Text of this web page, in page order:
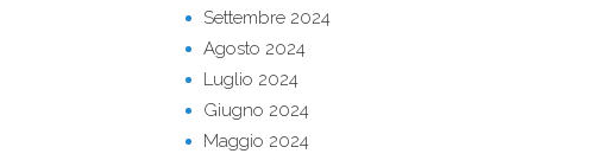
Settembre 2024
Agosto 2024
Luglio 2024
Giugno 2024
Maggio 2024